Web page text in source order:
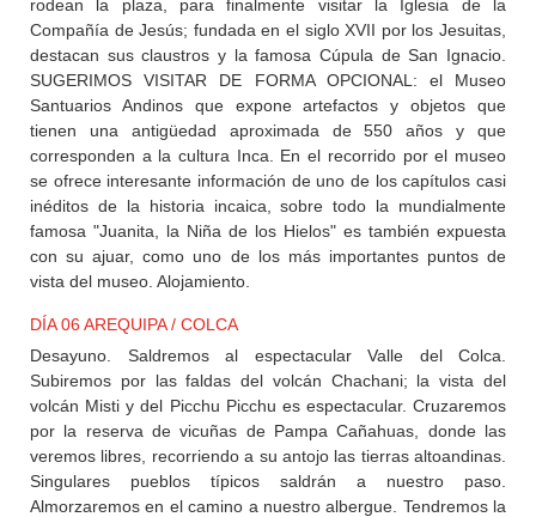
rodean la plaza, para finalmente visitar la Iglesia de la
Compañía de Jesús; fundada en el siglo XVII por los Jesuitas,
destacan sus claustros y la famosa Cúpula de San Ignacio.
SUGERIMOS VISITAR DE FORMA OPCIONAL: el Museo
Santuarios Andinos que expone artefactos y objetos que
tienen una antigüedad aproximada de 550 años y que
corresponden a la cultura Inca. En el recorrido por el museo
se ofrece interesante información de uno de los capítulos casi
inéditos de la historia incaica, sobre todo la mundialmente
famosa "Juanita, la Niña de los Hielos" es también expuesta
con su ajuar, como uno de los más importantes puntos de
vista del museo. Alojamiento.
DÍA 06 AREQUIPA / COLCA
Desayuno. Saldremos al espectacular Valle del Colca.
Subiremos por las faldas del volcán Chachani; la vista del
volcán Misti y del Picchu Picchu es espectacular. Cruzaremos
por la reserva de vicuñas de Pampa Cañahuas, donde las
veremos libres, recorriendo a su antojo las tierras altoandinas.
Singulares pueblos típicos saldrán a nuestro paso.
Almorzaremos en el camino a nuestro albergue. Tendremos la